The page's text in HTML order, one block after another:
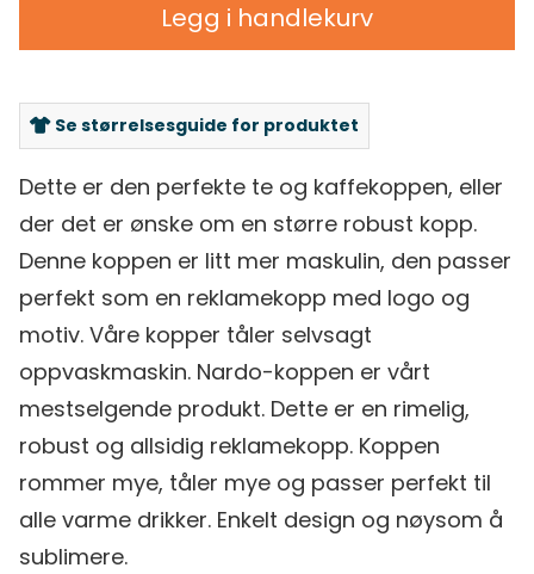
Legg i handlekurv
Se størrelsesguide for produktet
Dette er den perfekte te og kaffekoppen, eller
der det er ønske om en større robust kopp.
Denne koppen er litt mer maskulin, den passer
perfekt som en reklamekopp med logo og
motiv. Våre kopper tåler selvsagt
oppvaskmaskin. Nardo-koppen er vårt
mestselgende produkt. Dette er en rimelig,
robust og allsidig reklamekopp. Koppen
rommer mye, tåler mye og passer perfekt til
alle varme drikker. Enkelt design og nøysom å
sublimere.